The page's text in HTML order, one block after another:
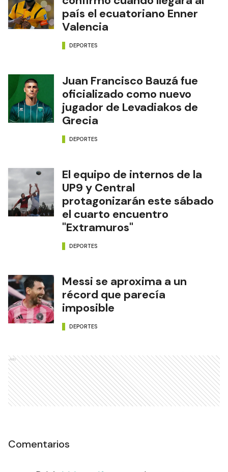
país el ecuatoriano Enner
Valencia
DEPORTES
Juan Francisco Bauzá fue
oficializado como nuevo
jugador de Levadiakos de
Grecia
DEPORTES
El equipo de internos de la
UP9 y Central
protagonizarán este sábado
el cuarto encuentro
"Extramuros"
DEPORTES
Messi se aproxima a un
récord que parecía
imposible
DEPORTES
Ads
Comentarios